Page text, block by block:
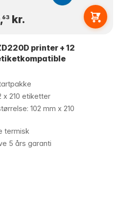
63kr.
printer + 12
x 210 etiketter
102 mm x 210
termisk
5 års garanti